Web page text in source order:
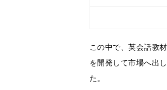
この中で、英会話教
を開発して市場へ出
た。